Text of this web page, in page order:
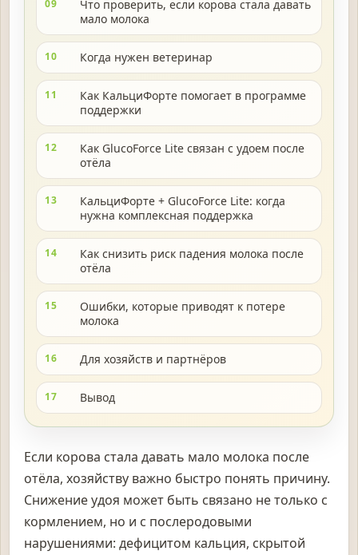
09
Что проверить, если корова стала давать
мало молока
10 Когда нужен ветеринар
11
Как КальциФорте помогает в программе
поддержки
12
Как GlucoForce Lite связан с удоем после
отёла
13
КальциФорте + GlucoForce Lite: когда
нужна комплексная поддержка
14
Как снизить риск падения молока после
отёла
15
Ошибки, которые приводят к потере
молока
16 Для хозяйств и партнёров
17 Вывод
Если корова стала давать мало молока после
отёла, хозяйству важно быстро понять причину.
Снижение удоя может быть связано не только с
кормлением, но и с послеродовыми
нарушениями: дефицитом кальция, скрытой